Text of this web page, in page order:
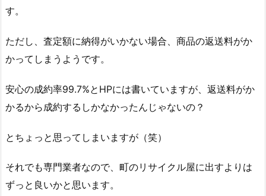
す。
ただし、査定額に納得がいかない場合、商品の返送料がか
かってしまうようです。
安心の成約率99.7%とHPには書いていますが、返送料がか
かるから成約するしかなかったんじゃないの？
とちょっと思ってしまいますが（笑）
それでも専門業者なので、町のリサイクル屋に出すよりは
ずっと良いかと思います。